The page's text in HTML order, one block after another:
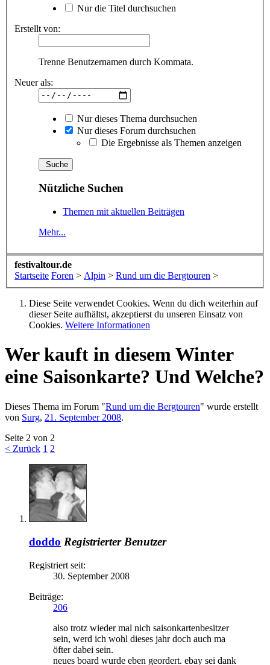
Nur die Titel durchsuchen
Erstellt von:
Trenne Benutzernamen durch Kommata.
Neuer als:
Nur dieses Thema durchsuchen
Nur dieses Forum durchsuchen
Die Ergebnisse als Themen anzeigen
Nützliche Suchen
Themen mit aktuellen Beiträgen
Mehr...
festivaltour.de
Startseite Foren > Alpin > Rund um die Bergtouren >
Diese Seite verwendet Cookies. Wenn du dich weiterhin auf
dieser Seite aufhältst, akzeptierst du unseren Einsatz von
Cookies. Weitere Informationen
Wer kauft in diesem Winter
eine Saisonkarte? Und Welche?
Dieses Thema im Forum "Rund um die Bergtouren" wurde erstellt
von Surg, 21. September 2008.
Seite 2 von 2
< Zurück 1 2
doddo Registrierter Benutzer
Registriert seit:
30. September 2008
Beiträge:
206
also trotz wieder mal nich saisonkartenbesitzer
sein, werd ich wohl dieses jahr doch auch ma
öfter dabei sein.
neues board wurde eben geordert. ebay sei dank